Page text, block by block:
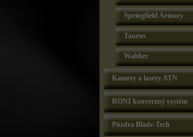
Springfield Armory
Taurus
Walther
Kamery a lasery ATN
RONI konverzný systém
Púzdra Blade-Tech